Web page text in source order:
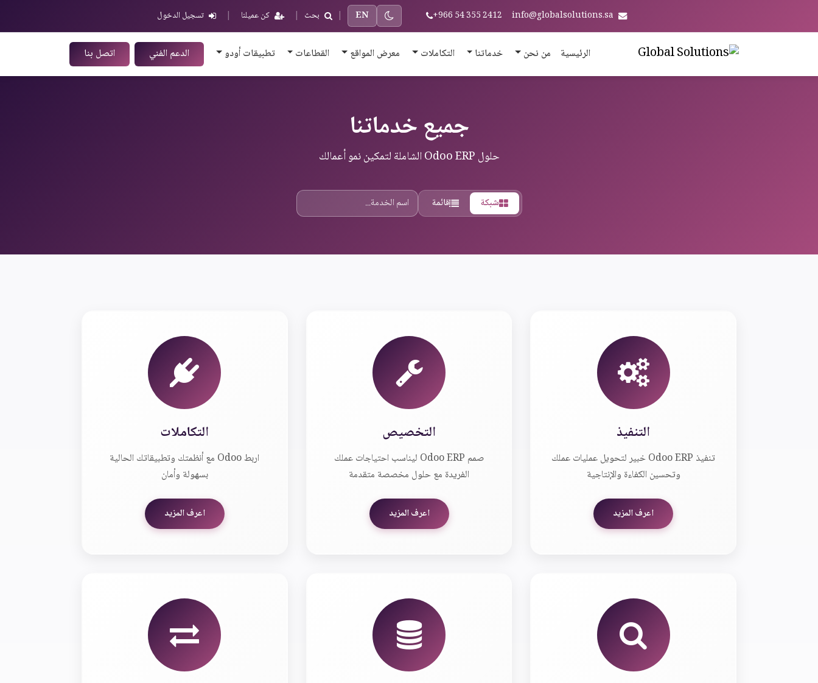
info@globalsolutions.sa
+966 54 355 2412
EN
| بحث | كن عميلنا | تسجيل الدخول
الرئيسية من نحن خدماتنا التكاملات معرض المواقع القطاعات تطبيقات أودو الدعم الفني اتصل بنا
جميع خدماتنا
حلول Odoo ERP الشاملة لتمكين نمو أعمالك
شبكة قائمة
التنفيذ
تنفيذ Odoo ERP خبير لتحويل عمليات عملك
وتحسين الكفاءة والإنتاجية
اعرف المزيد
التخصيص
صمم Odoo ERP ليناسب احتياجات عملك
الفريدة مع حلول مخصصة متقدمة
اعرف المزيد
التكاملات
اربط Odoo مع أنظمتك وتطبيقاتك الحالية
بسهولة وأمان
اعرف المزيد